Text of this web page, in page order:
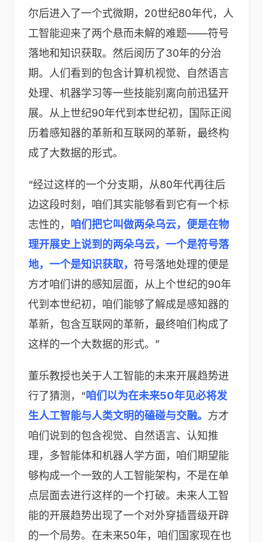
尔后进入了一个式微期，20世纪80年代，人
工智能迎来了两个悬而未解的难题——符号
落地和知识获取。然后阅历了30年的分治
期。人们看到的包含计算机视觉、自然语言
处理、机器学习等一些技能别离向前迅猛开
展。从上世纪90年代到本世纪初，国际正阅
历着感知器的革新和互联网的革新，最终构
成了大数据的形式。
“经过这样的一个分支期，从80年代再往后
边这段时刻，咱们其实能够看到它有一个标
志性的， 咱们把它叫做两朵乌云，便是在物
理开展史上说到的两朵乌云，一个是符号落
地，一个是知识获取， 符号落地处理的便是
方才咱们讲的感知层面，从上个世纪的90年
代到本世纪初，咱们能够了解成是感知器的
革新，包含互联网的革新，最终咱们构成了
这样的一个大数据的形式。”
董乐教授也关于人工智能的未来开展趋势进
行了猜测，“咱们以为在未来50年见必将发
生人工智能与人类文明的磕碰与交融。 方才
咱们说到的包含视觉、自然语言、认知推
理，多智能体和机器人学方面，咱们期望能
够构成一个一致的人工智能架构，不是在单
点层面去进行这样的一个打破。未来人工智
能的开展趋势出现了一个对外穿插晋级开辟
的一个局势。在未来50年，咱们国家现在也